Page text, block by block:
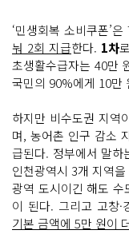
‘민생회복 소비쿠폰’
눠 2회 지급한다. 1차
초생활수급자는 40만
국민의 90%에게 10만
하지만 비수도권 지역
며, 농어촌 인구 감소
급된다. 정부에서 말하
인천광역시 3개 지역
광역 도시이긴 해도 수
이 된다. 그리고 고창·
기본 금액에 5만 원이